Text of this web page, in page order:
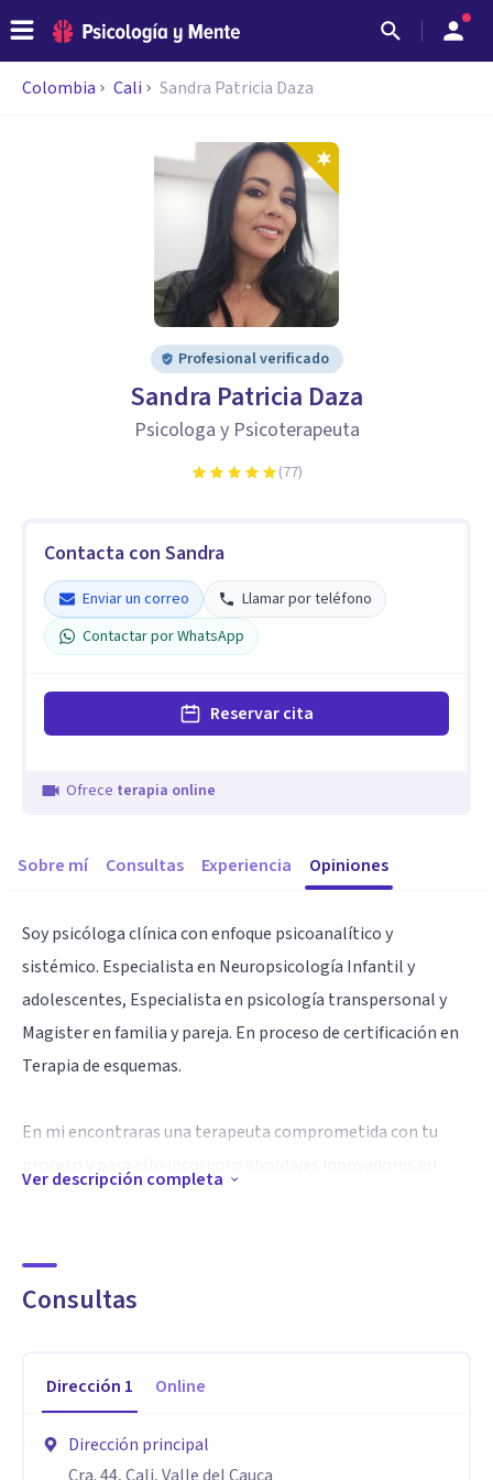
Colombia Cali Sandra Patricia Daza
Profesional verificado
Sandra Patricia Daza
Psicologa y Psicoterapeuta
(77)
Contacta con Sandra
Enviar un correo
Llamar por teléfono
Contactar por WhatsApp
Reservar cita
Ofrece terapia online
Sobre mí Consultas Experiencia Opiniones
Soy psicóloga clínica con enfoque psicoanalítico y
sistémico. Especialista en Neuropsicología Infantil y
adolescentes, Especialista en psicología transpersonal y
Magister en familia y pareja. En proceso de certificación en
Terapia de esquemas.
En mi encontraras una terapeuta comprometida con tu
emociones y permiten identificar y desbloquear creencias
limitantes.
En mis terapias empleo diferentes enfoques y herramientas
enfoques como son el cognitivo conductual para manejo de
Ver descripción completa
Consultas
Dirección 1 Online
Dirección principal